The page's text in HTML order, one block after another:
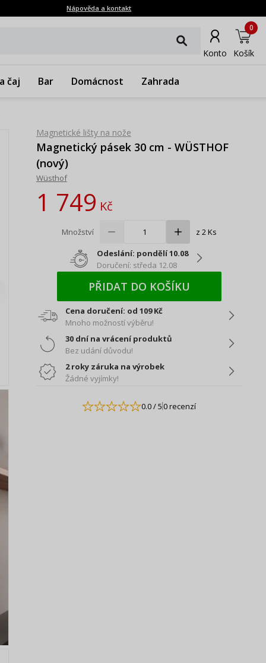
Nápověda a kontakt
Konto Košík
0
čaj Bar Domácnost Zahrada
Magnetické lišty na nože
Magnetický pásek 30 cm - WÜSTHOF
(nový)
Wüsthof
1 749Kč
Množství z 2 Ks
Odeslání: pondělí 10.08
Doručení: středa 12.08
PŘIDAT DO KOŠÍKU
Cena doručení: od 109 Kč
Mnoho možností výběru!
30 dní na vrácení produktů
Bez udání důvodu!
2 roky záruka na výrobek
Žádné vyjímky!
0.0/ 50 recenzí